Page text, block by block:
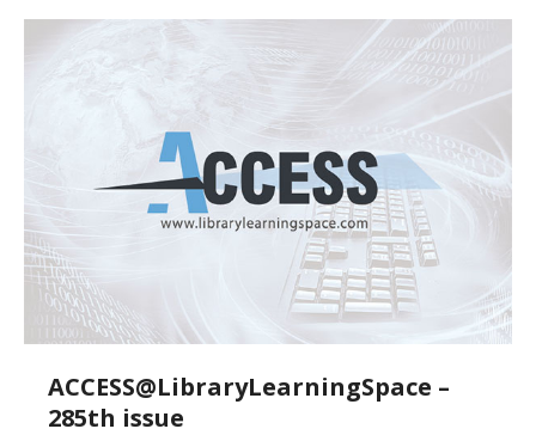
ACCESS@LibraryLearningSpace –
285th issue